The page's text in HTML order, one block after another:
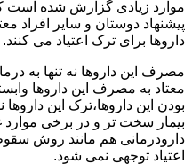
موارد زیادی گزارش شده است
پیشنهاد دوستان و سایر افراد
داروها برای ترک اعتیاد می کنند.
مصرف این داروها نه تنها به
معتاد به مصرف این داروها
بودن این داروها،ترک این
بیمار سخت تر و در برخی
دارودرمانی هم مانند روش
اعتیاد توجهی نمی شود.